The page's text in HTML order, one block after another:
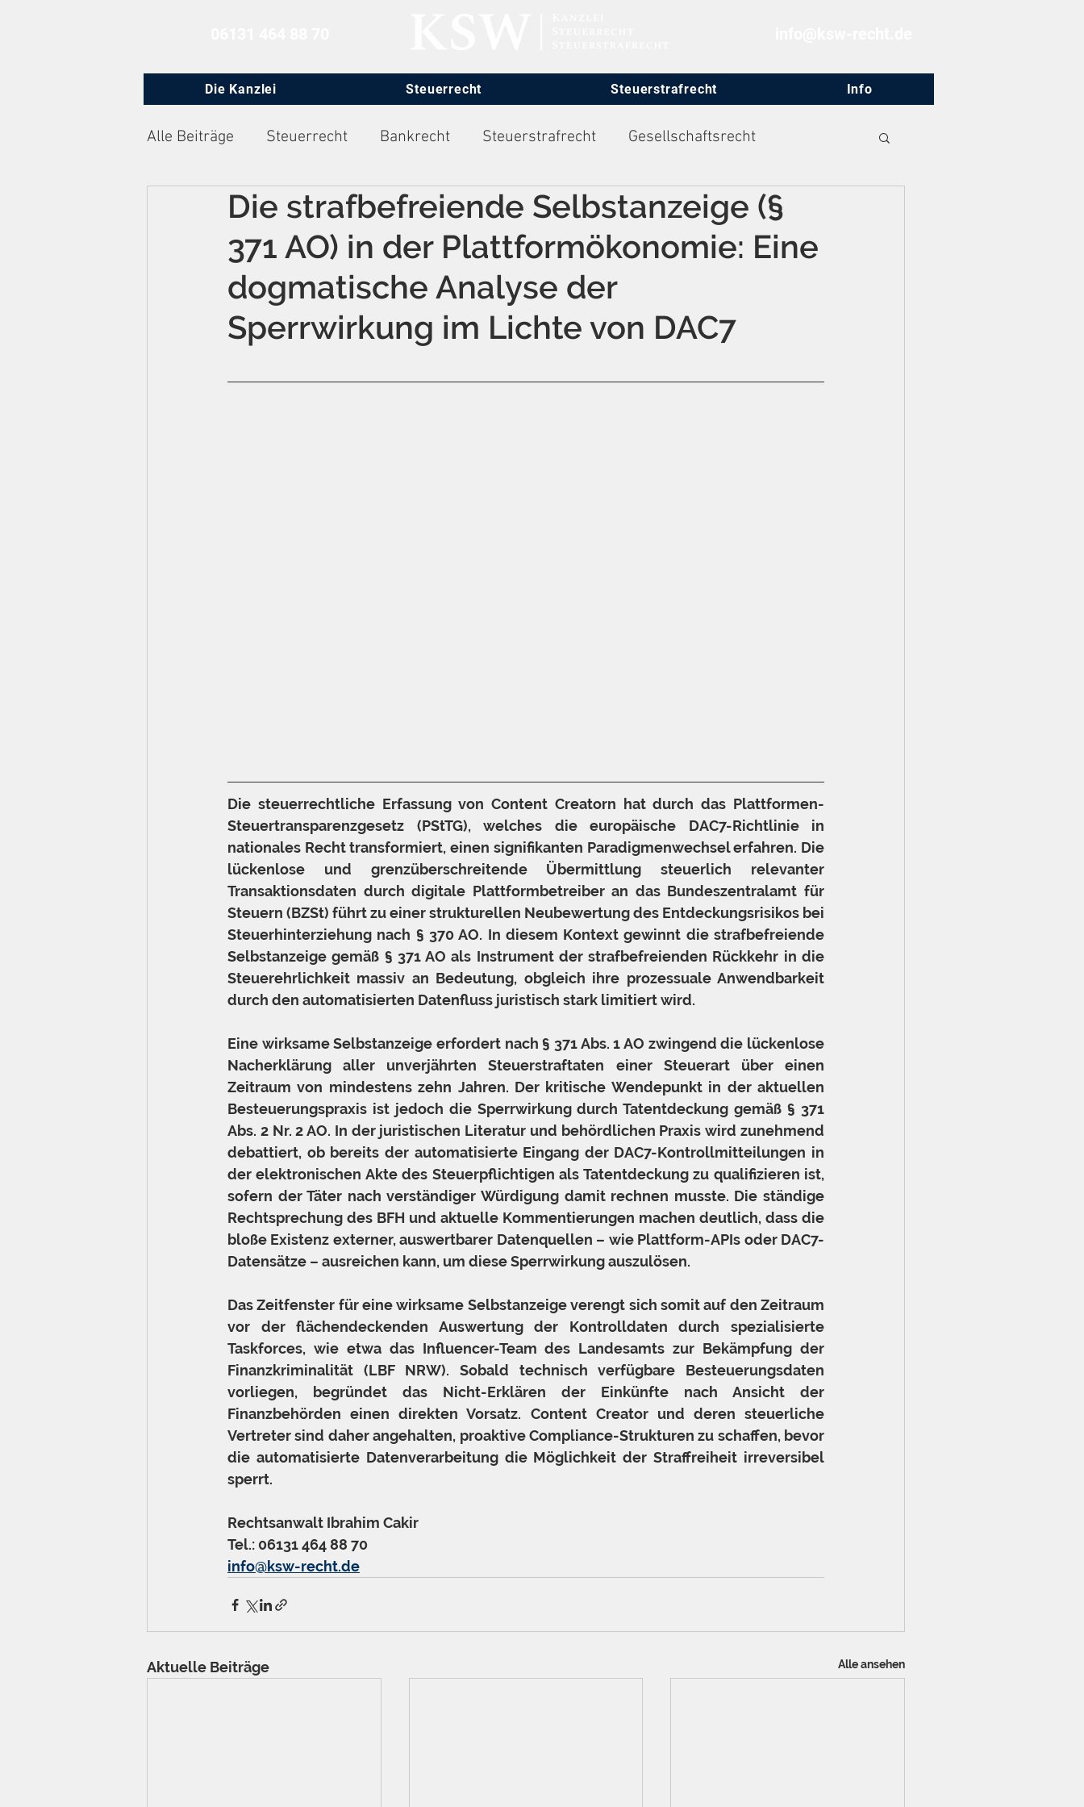
Die Kanzlei Steuerrecht Steuerstrafrecht Info
Alle Beiträge Steuerrecht Bankrecht Steuerstrafrecht Gesellschaftsrecht
Zivilprozessrecht Arbeitsrecht
Die strafbefreiende Selbstanzeige (§
371 AO) in der Plattformökonomie: Eine
dogmatische Analyse der
Sperrwirkung im Lichte von DAC7
Die steuerrechtliche Erfassung von Content Creatorn hat durch das Plattformen-
Steuertransparenzgesetz (PStTG), welches die europäische DAC7-Richtlinie in
nationales Recht transformiert, einen signifikanten Paradigmenwechsel erfahren. Die
lückenlose und grenzüberschreitende Übermittlung steuerlich relevanter
Transaktionsdaten durch digitale Plattformbetreiber an das Bundeszentralamt für
Steuern (BZSt) führt zu einer strukturellen Neubewertung des Entdeckungsrisikos bei
Steuerhinterziehung nach § 370 AO. In diesem Kontext gewinnt die strafbefreiende
Selbstanzeige gemäß § 371 AO als Instrument der strafbefreienden Rückkehr in die
Steuerehrlichkeit massiv an Bedeutung, obgleich ihre prozessuale Anwendbarkeit
durch den automatisierten Datenfluss juristisch stark limitiert wird.
Eine wirksame Selbstanzeige erfordert nach § 371 Abs. 1 AO zwingend die lückenlose
Nacherklärung aller unverjährten Steuerstraftaten einer Steuerart über einen
Zeitraum von mindestens zehn Jahren. Der kritische Wendepunkt in der aktuellen
Besteuerungspraxis ist jedoch die Sperrwirkung durch Tatentdeckung gemäß § 371
Abs. 2 Nr. 2 AO. In der juristischen Literatur und behördlichen Praxis wird zunehmend
debattiert, ob bereits der automatisierte Eingang der DAC7-Kontrollmitteilungen in
der elektronischen Akte des Steuerpflichtigen als Tatentdeckung zu qualifizieren ist,
sofern der Täter nach verständiger Würdigung damit rechnen musste. Die ständige
Rechtsprechung des BFH und aktuelle Kommentierungen machen deutlich, dass die
bloße Existenz externer, auswertbarer Datenquellen – wie Plattform-APIs oder DAC7-
Datensätze – ausreichen kann, um diese Sperrwirkung auszulösen.
Das Zeitfenster für eine wirksame Selbstanzeige verengt sich somit auf den Zeitraum
vor der flächendeckenden Auswertung der Kontrolldaten durch spezialisierte
Taskforces, wie etwa das Influencer-Team des Landesamts zur Bekämpfung der
Finanzkriminalität (LBF NRW). Sobald technisch verfügbare Besteuerungsdaten
vorliegen, begründet das Nicht-Erklären der Einkünfte nach Ansicht der
Finanzbehörden einen direkten Vorsatz. Content Creator und deren steuerliche
Vertreter sind daher angehalten, proaktive Compliance-Strukturen zu schaffen, bevor
die automatisierte Datenverarbeitung die Möglichkeit der Straffreiheit irreversibel
sperrt.
Rechtsanwalt Ibrahim Cakir
Tel.: 06131 464 88 70
info@ksw-recht.de
Aktuelle Beiträge Alle ansehen